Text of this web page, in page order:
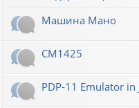
Машина Мано
СМ1425
PDP-11 Emulator in